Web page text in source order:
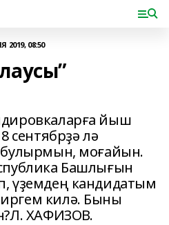
2019, 08:50
йыш
сентябрҙә лә
булырмын, моғайын.
Башлығын
үҙемдең кандидатым
килә. Быны
ХАФИЗОВ.